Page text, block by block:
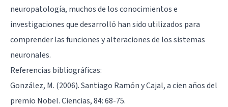
neuropatología, muchos de los conocimientos e
investigaciones que desarrolló han sido utilizados para
comprender las funciones y alteraciones de los sistemas
neuronales.
Referencias bibliográficas:
González, M. (2006). Santiago Ramón y Cajal, a cien años del
premio Nobel. Ciencias, 84: 68-75.